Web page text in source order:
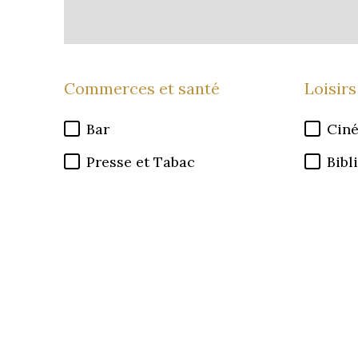
Commerces et santé
Bar
Presse et Tabac
Loisirs